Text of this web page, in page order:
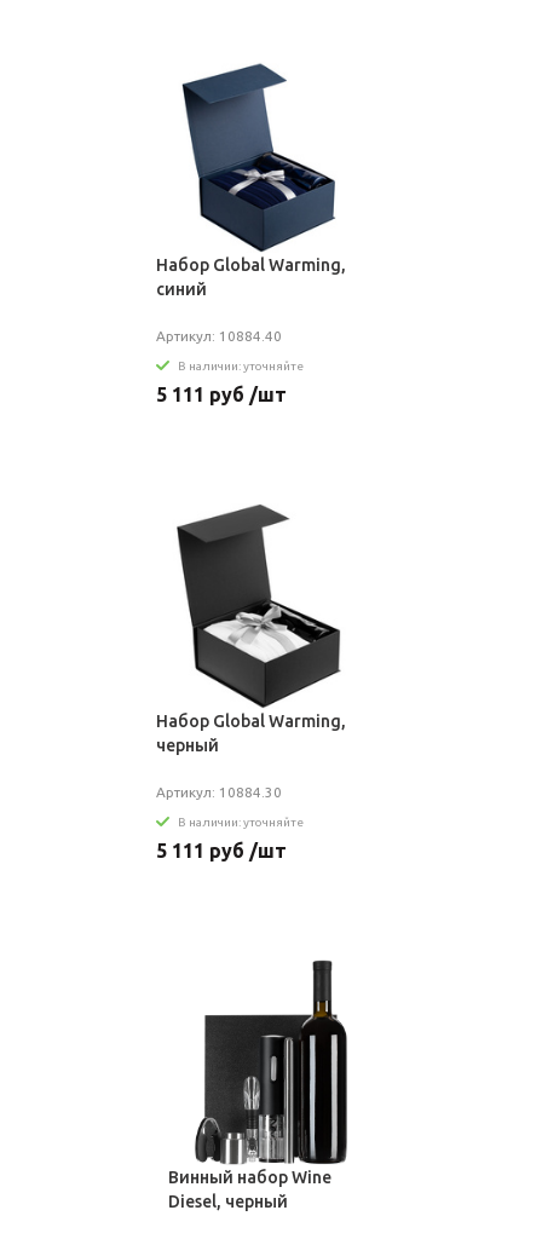
Набор Global Warming,
синий
Артикул: 10884.40
В наличии: уточняйте
5 111 руб /шт
Набор Global Warming,
черный
Артикул: 10884.30
В наличии: уточняйте
5 111 руб /шт
Винный набор Wine
Diesel, черный